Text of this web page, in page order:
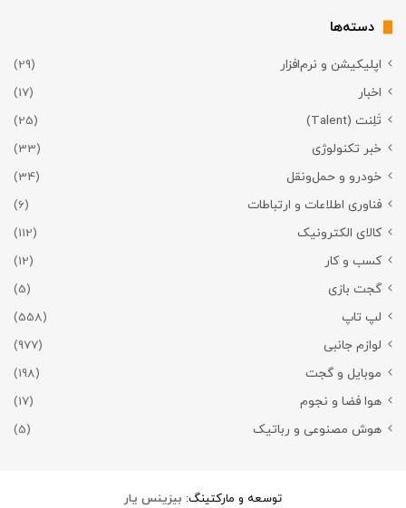
دسته‌ها
اپلیکیشن و نرم‌افزار
(29)
اخبار
(17)
تَلِنت (Talent)
(25)
خبر تکنولوژی
(33)
خودرو و حمل‌و‌نقل
(34)
فناوری اطلاعات و ارتباطات
(6)
کالای الکترونیک
(112)
کسب و کار
(12)
گجت بازی
(5)
لپ تاپ
(558)
لوازم جانبی
(977)
موبایل و گجت
(198)
هوا فضا و نجوم
(17)
هوش مصنوعی و رباتیک
(5)
توسعه و مارکتینگ: بیزینس یار